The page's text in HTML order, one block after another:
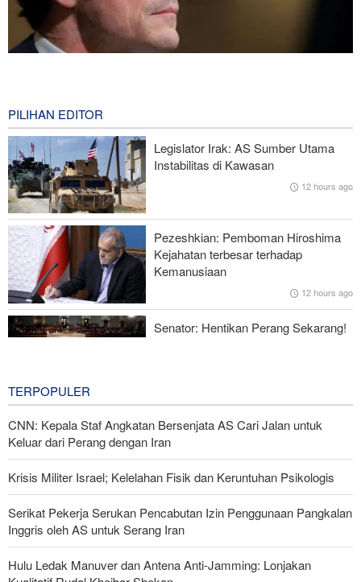
Hulu Ledak Manuver dan Antena Anti-Jamming: Lonjakan
Kualitatif Rudal Kheibar Shekan
Zolghadr: Selat Hormuz Hanya Akan Dibuka Jika AS Perbaiki
Perilaku—Ini 6 Syaratnya!
Norouzi: Jurnalis Berdiri di Titik Pertemuan antara Realitas dan
Opini Publik
Menhan Pakistan: Persatuan Negara-negara Islam dalam
Melawan Zionis Urgen
PILIHAN EDITOR
Legislator Irak: AS Sumber Utama
Instabilitas di Kawasan
12 hours ago
Pezeshkian: Pemboman Hiroshima
Kejahatan terbesar terhadap
Kemanusiaan
12 hours ago
Senator: Hentikan Perang Sekarang!
TERPOPULER
CNN: Kepala Staf Angkatan Bersenjata AS Cari Jalan untuk
Keluar dari Perang dengan Iran
Krisis Militer Israel; Kelelahan Fisik dan Keruntuhan Psikologis
Serikat Pekerja Serukan Pencabutan Izin Penggunaan Pangkalan
Inggris oleh AS untuk Serang Iran
Hulu Ledak Manuver dan Antena Anti-Jamming: Lonjakan